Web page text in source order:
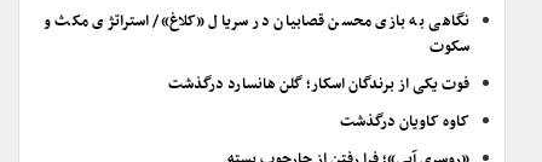
نگاهی به بازی محسن قصابیان در سریال «کلاغ»/ استراتژی مکث و
سکوت
فوت یکی از برندگان اسکار؛ گلن هانسارد درگذشت
کاوه کاویان درگذشت